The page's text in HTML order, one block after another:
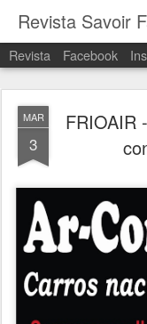
Revista Savoir
Revista Facebook
MAR
3
FRIOAIR